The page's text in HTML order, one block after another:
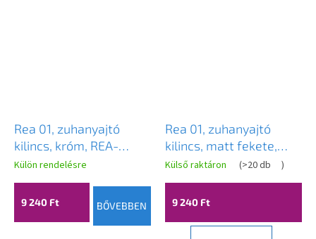
Rea 01, zuhanyajtó
kilincs, króm, REA-
03702
Külön rendelésre
9 240 Ft BŐVEBBEN
Rea 01, zuhanyajtó
kilincs, matt fekete,
REA-03700
Külső raktáron (>20 db )
9 240 Ft